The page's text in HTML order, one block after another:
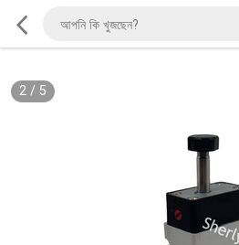
2/ 5